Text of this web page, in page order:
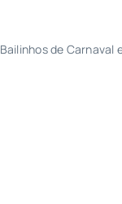
Bailinhos de Carnaval